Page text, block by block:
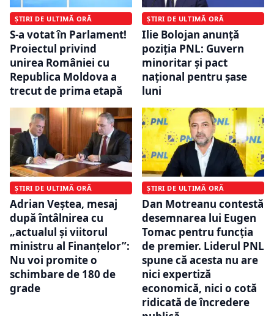
ȘTIRI DE ULTIMĂ ORĂ
S-a votat în Parlament!
Proiectul privind
unirea României cu
Republica Moldova a
trecut de prima etapă
ȘTIRI DE ULTIMĂ ORĂ
Ilie Bolojan anunță
poziția PNL: Guvern
minoritar și pact
național pentru șase
luni
ȘTIRI DE ULTIMĂ ORĂ
Adrian Veștea, mesaj
după întâlnirea cu
„actualul și viitorul
ministru al Finanțelor”:
Nu voi promite o
schimbare de 180 de
grade
ȘTIRI DE ULTIMĂ ORĂ
Dan Motreanu contestă
desemnarea lui Eugen
Tomac pentru funcția
de premier. Liderul PNL
spune că acesta nu are
nici expertiză
economică, nici o cotă
ridicată de încredere